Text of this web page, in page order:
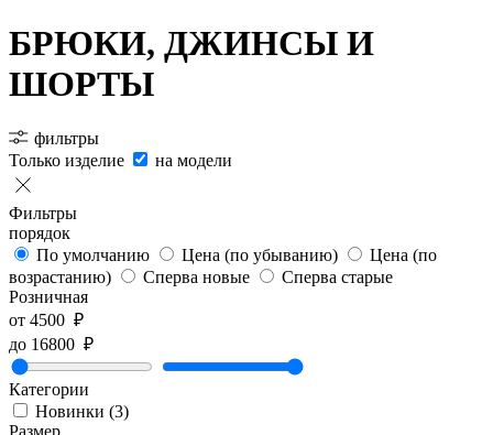
БРЮКИ, ДЖИНСЫ И
ШОРТЫ
фильтры
Только изделие
на модели
Фильтры
порядок
По умолчанию
Цена (по убыванию)
Цена (по
возрастанию)
Сперва новые
Сперва старые
Розничная
от 4500 ₽
до 16800 ₽
Категории
Новинки (3)
Размер